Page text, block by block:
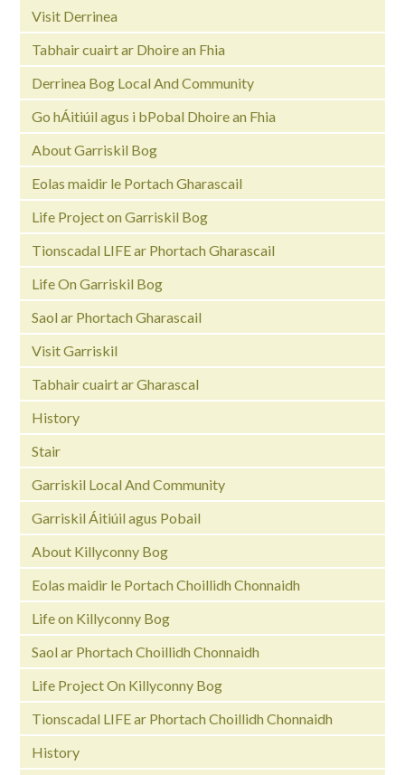
Visit Derrinea
Tabhair cuairt ar Dhoire an Fhia
Derrinea Bog Local And Community
Go hÁitiúil agus i bPobal Dhoire an Fhia
About Garriskil Bog
Eolas maidir le Portach Gharascail
Life Project on Garriskil Bog
Tionscadal LIFE ar Phortach Gharascail
Life On Garriskil Bog
Saol ar Phortach Gharascail
Visit Garriskil
Tabhair cuairt ar Gharascal
History
Stair
Garriskil Local And Community
Garriskil Áitiúil agus Pobail
About Killyconny Bog
Eolas maidir le Portach Choillidh Chonnaidh
Life on Killyconny Bog
Saol ar Phortach Choillidh Chonnaidh
Life Project On Killyconny Bog
Tionscadal LIFE ar Phortach Choillidh Chonnaidh
History